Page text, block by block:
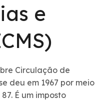
e
Circulação de
deu em 1967 por meio
É um imposto